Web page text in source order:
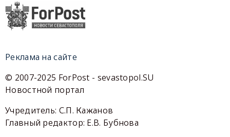
Реклама на сайте
© 2007-2025 ForPost - sevastopol.SU
Новостной портал
Учредитель: С.П. Кажанов
Главный редактор: Е.В. Бубнова